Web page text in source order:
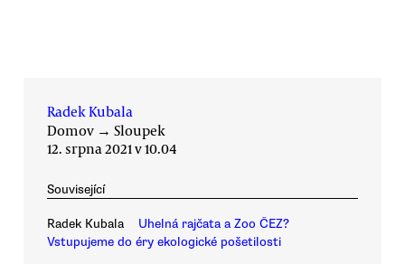
Radek Kubala
Domov → Sloupek
12. srpna 2021 v 10.04
Související
Radek Kubala
Uhelná rajčata a Zoo ČEZ?
Vstupujeme do éry ekologické pošetilosti